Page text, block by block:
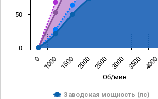
Об/мин
Заводская мощность (лс)
0 1000 1500 2000 2500 3000 3500 4000
0
50